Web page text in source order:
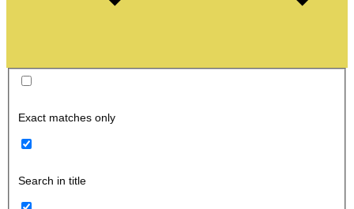
Exact matches only
Search in title